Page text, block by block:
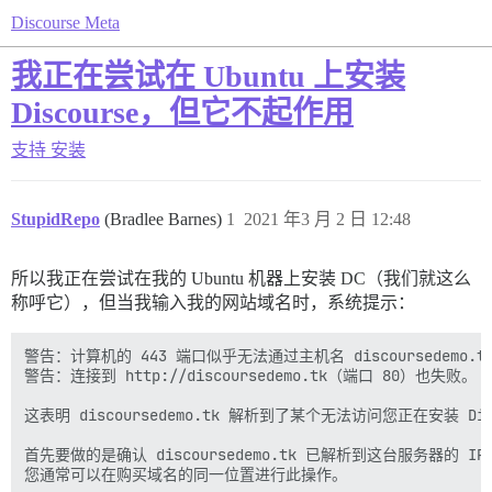
Discourse Meta
我正在尝试在 Ubuntu 上安装
Discourse，但它不起作用
支持 安装
StupidRepo (Bradlee Barnes) 2021 年3 月 2 日 12:48
1
所以我正在尝试在我的 Ubuntu 机器上安装 DC（我们就这么
称呼它），但当我输入我的网站域名时，系统提示：
警告：计算机的 443 端口似乎无法通过主机名
警告：连接到 http://discoursedemo.tk（端口 80）也失败。
这表明 discoursedemo.tk 解析到了某个无法访问您正在安装
首先要做的是确认 discoursedemo.tk 已解析到这台服务器的 IP